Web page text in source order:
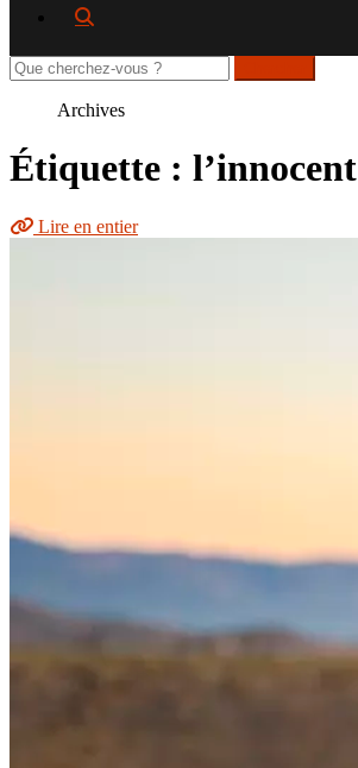
Rechercher
sur
Archives
Étiquette : l’innocent
Lire en entier